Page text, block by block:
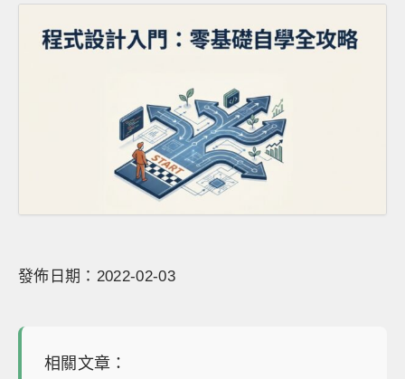
發佈日期：2022-02-03
相關文章：